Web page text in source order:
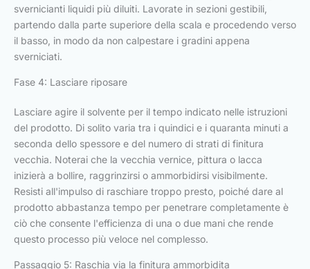
svernicianti liquidi più diluiti. Lavorate in sezioni gestibili,
partendo dalla parte superiore della scala e procedendo verso
il basso, in modo da non calpestare i gradini appena
sverniciati.
Fase 4: Lasciare riposare
Lasciare agire il solvente per il tempo indicato nelle istruzioni
del prodotto. Di solito varia tra i quindici e i quaranta minuti a
seconda dello spessore e del numero di strati di finitura
vecchia. Noterai che la vecchia vernice, pittura o lacca
inizierà a bollire, raggrinzirsi o ammorbidirsi visibilmente.
Resisti all'impulso di raschiare troppo presto, poiché dare al
prodotto abbastanza tempo per penetrare completamente è
ciò che consente l'efficienza di una o due mani che rende
questo processo più veloce nel complesso.
Passaggio 5: Raschia via la finitura ammorbidita